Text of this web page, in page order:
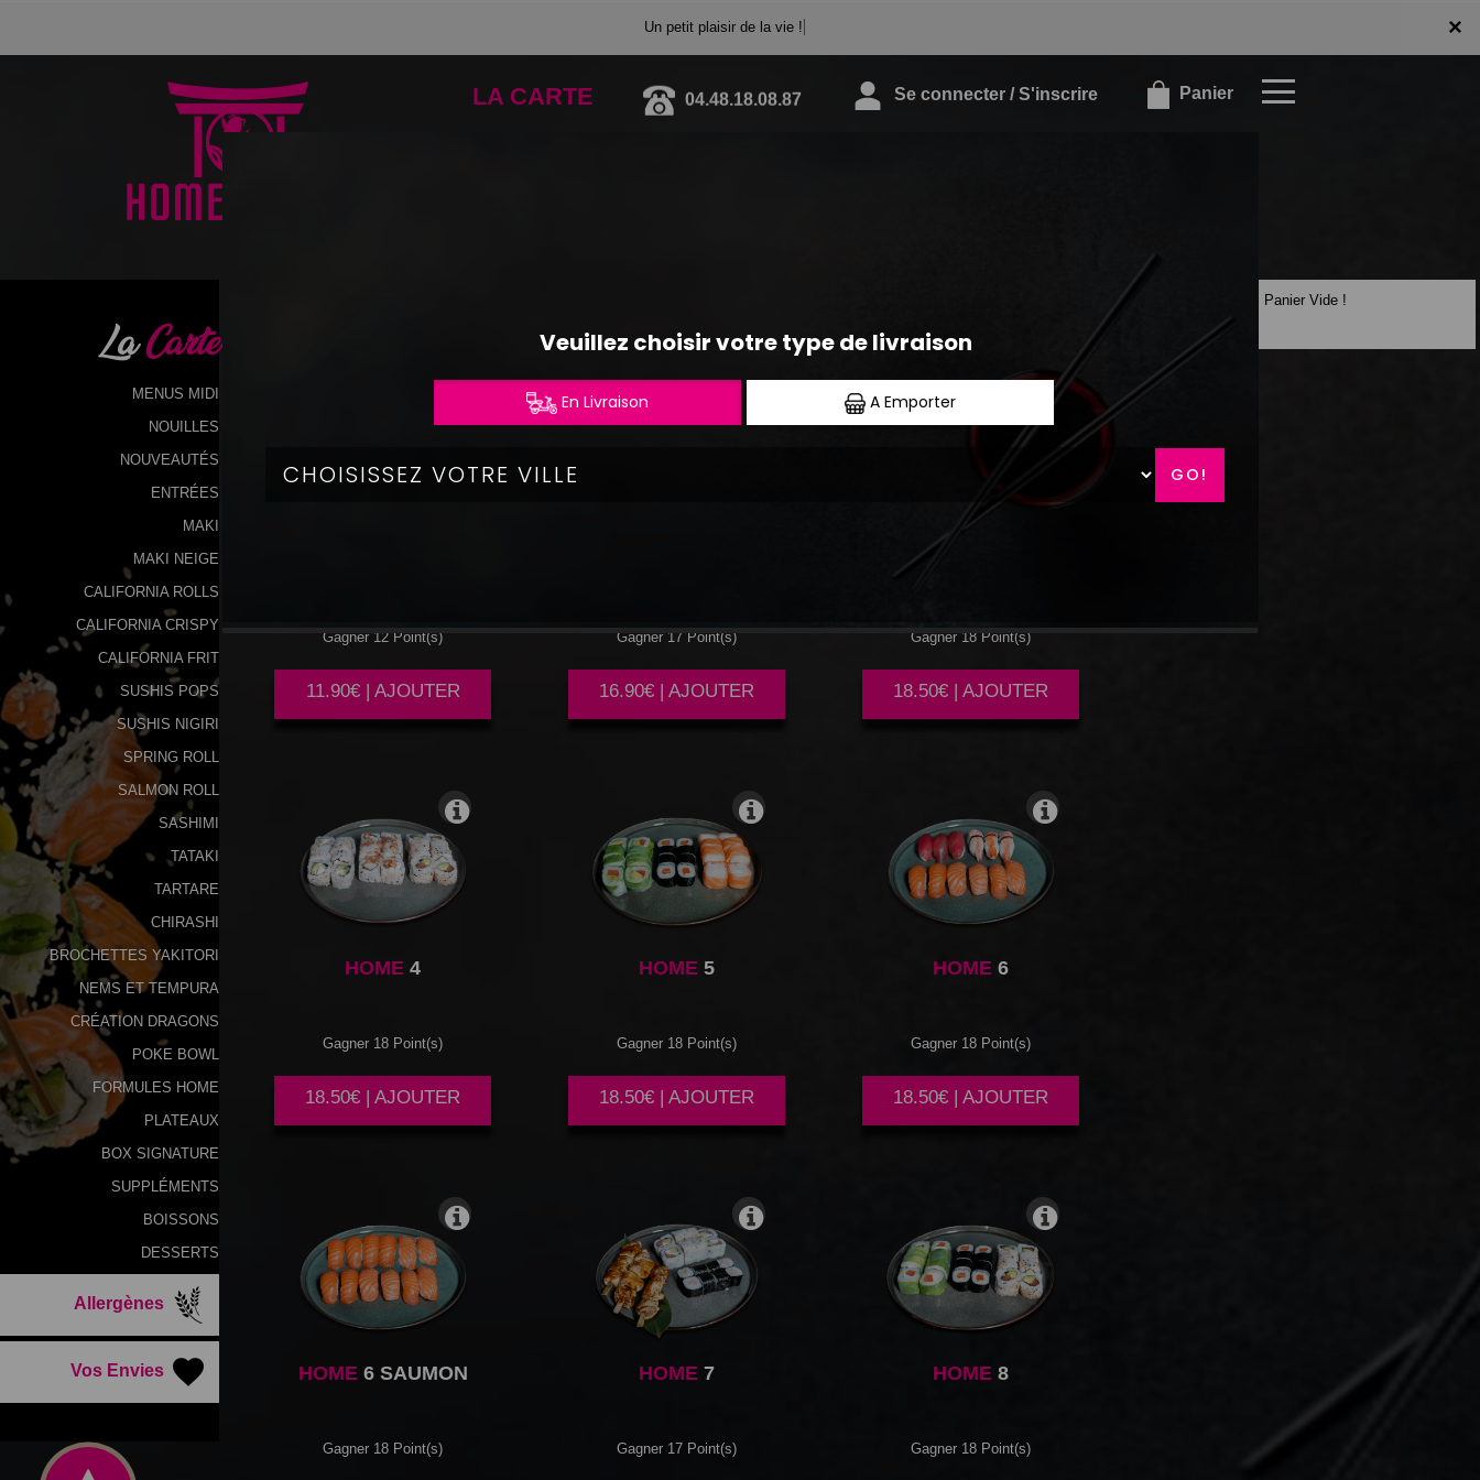
×
Un petit plaisir de la vie !
LA CARTE 04.48.18.08.87 Se connecter / S'inscrire Panier
x
LaCarte
MENUS MIDI
NOUILLES
NOUVEAUTÉS
ENTRÉES
MAKI
MAKI NEIGE
CALIFORNIA ROLLS
CALIFORNIA CRISPY
CALIFORNIA FRIT
SUSHIS POPS
SUSHIS NIGIRI
SPRING ROLL
SALMON ROLL
SASHIMI
TATAKI
TARTARE
CHIRASHI
BROCHETTES YAKITORI
NEMS ET TEMPURA
CRÉATION DRAGONS
POKE BOWL
FORMULES HOME
PLATEAUX
BOX SIGNATURE
SUPPLÉMENTS
BOISSONS
DESSERTS
Allergènes
Vos Envies
Gagner 12 Point(s)
11.90€ | AJOUTER
Gagner 17 Point(s)
16.90€ | AJOUTER
Gagner 18 Point(s)
18.50€ | AJOUTER
HOME 4
Gagner 18 Point(s)
18.50€ | AJOUTER
HOME 5
Gagner 18 Point(s)
18.50€ | AJOUTER
HOME 6
Gagner 18 Point(s)
18.50€ | AJOUTER
HOME6 SAUMON
Gagner 18 Point(s)
HOME 7
Gagner 17 Point(s)
HOME 8
Gagner 18 Point(s)
Panier Vide !